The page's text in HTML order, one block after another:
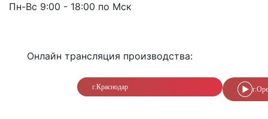
Пн-Вс 9:00 - 18:00 по Мск
Онлайн трансляция производства:
г.Краснодар